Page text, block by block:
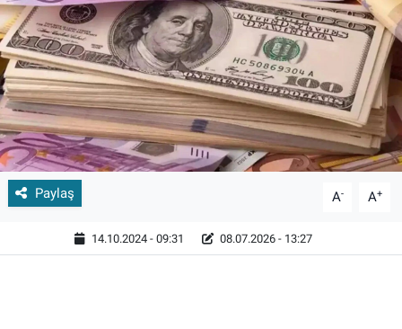
Paylaş A- A+
14.10.2024 - 09:31 08.07.2026 - 13:27